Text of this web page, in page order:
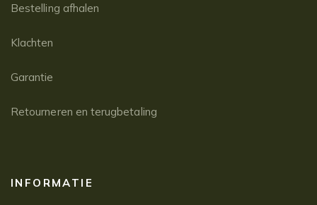
Bestelling afhalen
Klachten
Garantie
Retourneren en terugbetaling
INFORMATIE